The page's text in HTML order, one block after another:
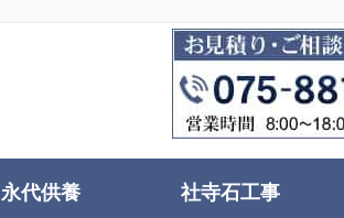
永代供養 社寺石工事